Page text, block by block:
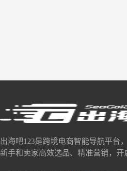
出海吧123是跨境电商智能导航平台
新手和卖家高效选品、精准营销，开